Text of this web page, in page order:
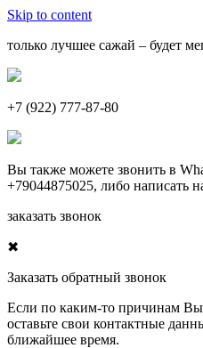
Skip to content
только лучшее сажай – будет
+7 (922) 777-87-80
Вы также можете звонить в
+79044875025, либо написать
заказать звонок
✖
Заказать обратный звонок
Если по каким-то причинам Вы
оставьте свои контактные
ближайшее время.